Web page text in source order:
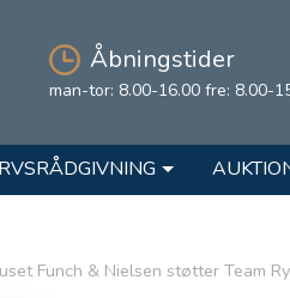
Åbningstider
man-tor: 8.00-16.00 fre: 8.00-
Funch & Nielsen støtter Team